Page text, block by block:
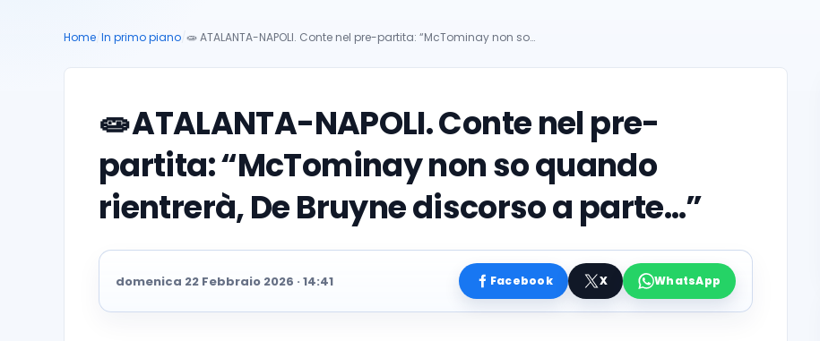
Home In primo piano 🧫 ATALANTA-NAPOLI. Conte nel pre-partita: “McTominay non so…
🧫ATALANTA-NAPOLI. Conte nel pre-
partita: “McTominay non so quando
rientrerà, De Bruyne discorso a parte…”
domenica 22 Febbraio 2026 · 14:41 Facebook X WhatsApp